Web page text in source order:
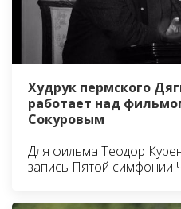
Худрук пермского
работает над
Сокуровым
Для фильма Теодор
запись Пятой симфонии